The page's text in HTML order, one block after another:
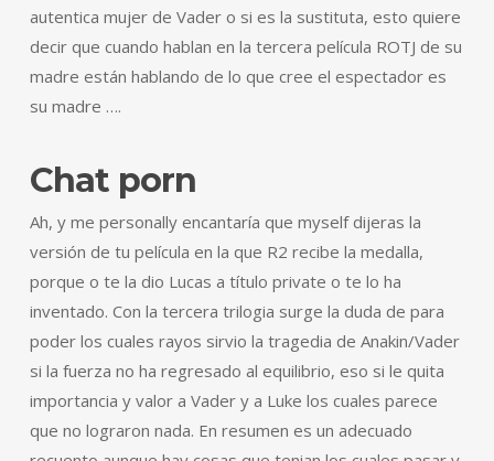
autentica mujer de Vader o si es la sustituta, esto quiere
decir que cuando hablan en la tercera película ROTJ de su
madre están hablando de lo que cree el espectador es
su madre ….
Chat porn
Ah, y me personally encantaría que myself dijeras la
versión de tu película en la que R2 recibe la medalla,
porque o te la dio Lucas a título private o te lo ha
inventado. Con la tercera trilogia surge la duda de para
poder los cuales rayos sirvio la tragedia de Anakin/Vader
si la fuerza no ha regresado al equilibrio, eso si le quita
importancia y valor a Vader y a Luke los cuales parece
que no lograron nada. En resumen es un adecuado